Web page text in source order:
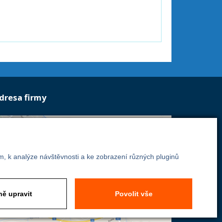
k analýze návštěvnosti a ke zobrazení různých pluginů
upravit Povolit vše
firmy
Wolkerova 433
Praha - východ